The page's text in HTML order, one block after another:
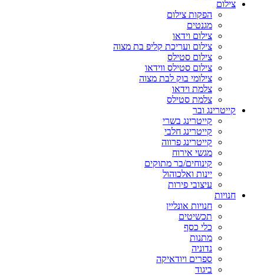
צילום
הפקות צילום
מגנטים
צילום וידאו
צילום ועריכת קליפ בת מצוה
צילום סטילס
צילום סטילס ווידאו
צילומי בוק לבת מצוה
צלמת וידאו
צלמת סטילס
קייטרינג ובר
קייטרינג בשרי
קייטרינג חלבי
קייטרינג פרווה
מגשי אירוח
קינוחים/בר מתוקים
יינות ואלכוהול
עיצובי פירות
חנויות
חנויות אונליין
תכשיטים
כלי כסף
מתנות
נדוניה
ספרים ויודאיקה
ביגוד